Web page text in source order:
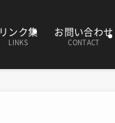
リンク集
LINKS
お問い合わせ
CONTACT